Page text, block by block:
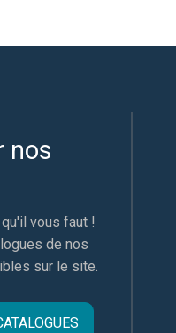
nos
vous faut !
de nos
sur le site.